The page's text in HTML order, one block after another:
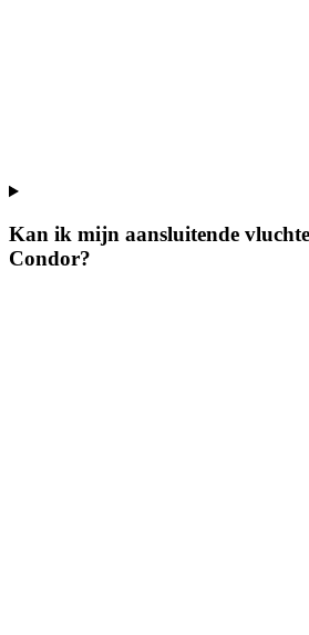
Kan ik mijn aansluitende
Condor?